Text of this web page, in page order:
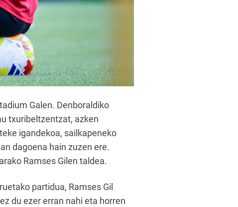
Galen. Denboraldiko
txuribeltzentzat, azken
igandekoa, sailkapeneko
dagoena hain zuzen ere.
Ramses Gilen taldea.
partidua, Ramses Gil
du ezer erran nahi eta horren